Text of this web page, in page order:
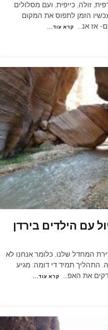
זולה, כייפית, ועם מסלולים
עכשיו הזמן לתפוס את המקום
אז אנ... קרא עוד...
עם הילדים בירדן
המחדל שלנו, כלומר אנחנו לא
התהליך תמיד די דומה: מגיע
את האפ... קרא עוד...